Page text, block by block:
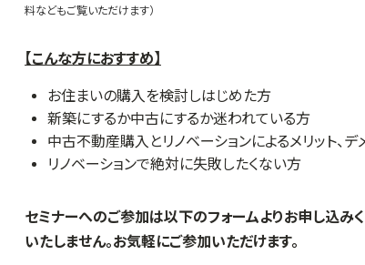
料などもご覧いただけます）
【こんな方におすすめ】
お住まいの購入を検討しはじめた方
新築にするか中古にするか迷われている方
中古不動産購入とリノベーションによるメリット、デ
リノベーションで絶対に失敗したくない方
セミナーへのご参加は以下のフォームよりお申し込み
いたしません。お気軽にご参加いただけます。